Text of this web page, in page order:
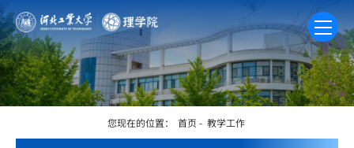
您现在的位置： 首页 - 教学工作